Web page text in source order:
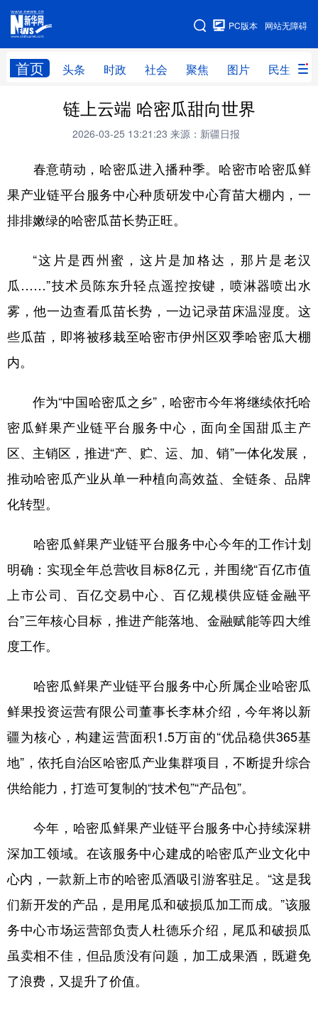
网站无障碍
PC版本
首页 头条 时政 社会 聚焦 图片 民生
网站地图
时政 社会
民生 访谈
访惠聚 专题 服务 援疆
云游新疆 云端悦读 云看书画 光影新疆
人事频道 融媒体联播
地方频道
北京 天津 河北 山西
辽宁 吉林 上海 江苏
山东 河南 湖北 湖南
广东 广西 海南 重庆
四川 贵州 云南 西藏
多语种频道
English Español Français
链上云端 哈密瓜甜向世界
2026-03-25 13:21:23 来源：新疆日报
春意萌动，哈密瓜进入播种季。哈密市哈密瓜鲜
果产业链平台服务中心种质研发中心育苗大棚内，一
排排嫩绿的哈密瓜苗长势正旺。
“这片是西州蜜，这片是加格达，那片是老汉
瓜……”技术员陈东升轻点遥控按键，喷淋器喷出水
雾，他一边查看瓜苗长势，一边记录苗床温湿度。这
些瓜苗，即将被移栽至哈密市伊州区双季哈密瓜大棚
内。
作为“中国哈密瓜之乡”，哈密市今年将继续依托哈
密瓜鲜果产业链平台服务中心，面向全国甜瓜主产
区、主销区，推进“产、贮、运、加、销”一体化发展，
推动哈密瓜产业从单一种植向高效益、全链条、品牌
化转型。
哈密瓜鲜果产业链平台服务中心今年的工作计划
明确：实现全年总营收目标8亿元，并围绕“百亿市值
上市公司、百亿交易中心、百亿规模供应链金融平
台”三年核心目标，推进产能落地、金融赋能等四大维
度工作。
哈密瓜鲜果产业链平台服务中心所属企业哈密瓜
鲜果投资运营有限公司董事长李林介绍，今年将以新
疆为核心，构建运营面积1.5万亩的“优品稳供365基
地”，依托自治区哈密瓜产业集群项目，不断提升综合
供给能力，打造可复制的“技术包”“产品包”。
今年，哈密瓜鲜果产业链平台服务中心持续深耕
深加工领域。在该服务中心建成的哈密瓜产业文化中
心内，一款新上市的哈密瓜酒吸引游客驻足。“这是我
们新开发的产品，是用尾瓜和破损瓜加工而成。”该服
务中心市场运营部负责人杜德乐介绍，尾瓜和破损瓜
虽卖相不佳，但品质没有问题，加工成果酒，既避免
了浪费，又提升了价值。